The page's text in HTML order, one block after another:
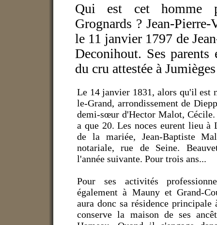
Qui est cet homme
Grognards ? Jean-
le 11 janvier 1797 de
Deconihout. Ses
du cru attestée à
Le 14 janvier 1831, alors qu'il est
le-Grand, arrondissement de
demi-sœur d'Hector Malot,
a que 20. Les noces eurent lieu
de la mariée, Jean-Baptiste
notariale, rue de Seine.
l'année suivante. Pour trois ans...
Pour ses activités
également à Mauny et Grand-
aura donc sa résidence
conserve la maison de ses